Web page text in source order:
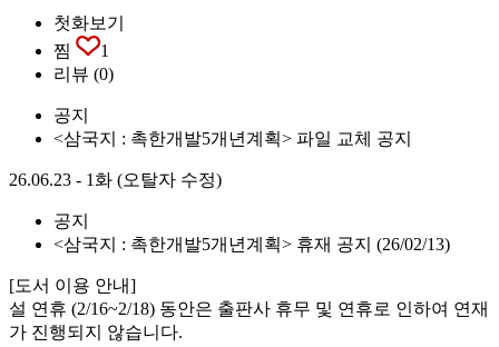
첫화보기
찜
1
리뷰 (0)
공지
<삼국지 : 촉한개발5개년계획> 파일 교체 공지
26.06.23 - 1화 (오탈자 수정)
공지
<삼국지 : 촉한개발5개년계획> 휴재 공지 (26/02/13)
[도서 이용 안내]
설 연휴 (2/16~2/18) 동안은 출판사 휴무 및 연휴로 인하여 연재
가 진행되지 않습니다.